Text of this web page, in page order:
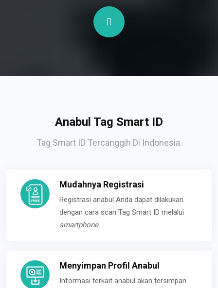
Anabul Tag Smart ID
Tag Smart ID Tercanggih Di Indonesia.
Mudahnya Registrasi
Registrasi anabul Anda dapat dilakukan
dengan cara scan Tag Smart ID melalui
smartphone.
Menyimpan Profil Anabul
Informasi terkait anabul akan tersimpan